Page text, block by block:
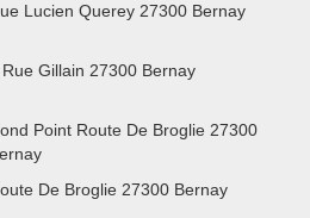
Lucien Querey 27300 Bernay
Gillain 27300 Bernay
Point Route De Broglie 27300
De Broglie 27300 Bernay